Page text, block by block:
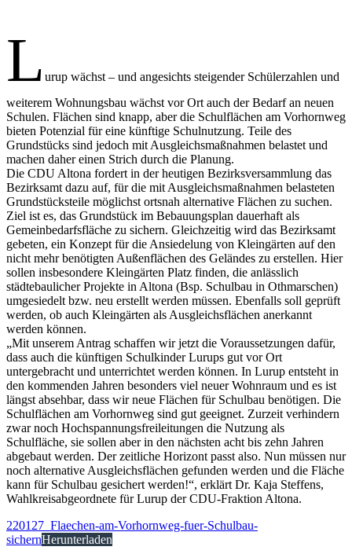
L urup wächst – und angesichts steigender Schülerzahlen und
weiterem Wohnungsbau wächst vor Ort auch der Bedarf an neuen
Schulen. Flächen sind knapp, aber die Schulflächen am Vorhornweg
bieten Potenzial für eine künftige Schulnutzung. Teile des
Grundstücks sind jedoch mit Ausgleichsmaßnahmen belastet und
machen daher einen Strich durch die Planung.
Die CDU Altona fordert in der heutigen Bezirksversammlung das
Bezirksamt dazu auf, für die mit Ausgleichsmaßnahmen belasteten
Grundstücksteile möglichst ortsnah alternative Flächen zu suchen.
Ziel ist es, das Grundstück im Bebauungsplan dauerhaft als
Gemeinbedarfsfläche zu sichern. Gleichzeitig wird das Bezirksamt
gebeten, ein Konzept für die Ansiedelung von Kleingärten auf den
nicht mehr benötigten Außenflächen des Geländes zu erstellen. Hier
sollen insbesondere Kleingärten Platz finden, die anlässlich
städtebaulicher Projekte in Altona (Bsp. Schulbau in Othmarschen)
umgesiedelt bzw. neu erstellt werden müssen. Ebenfalls soll geprüft
werden, ob auch Kleingärten als Ausgleichsflächen anerkannt
werden können.
„Mit unserem Antrag schaffen wir jetzt die Voraussetzungen dafür,
dass auch die künftigen Schulkinder Lurups gut vor Ort
untergebracht und unterrichtet werden können. In Lurup entsteht in
den kommenden Jahren besonders viel neuer Wohnraum und es ist
längst absehbar, dass wir neue Flächen für Schulbau benötigen. Die
Schulflächen am Vorhornweg sind gut geeignet. Zurzeit verhindern
zwar noch Hochspannungsfreileitungen die Nutzung als
Schulfläche, sie sollen aber in den nächsten acht bis zehn Jahren
abgebaut werden. Der zeitliche Horizont passt also. Nun müssen nur
noch alternative Ausgleichsflächen gefunden werden und die Fläche
kann für Schulbau gesichert werden!“, erklärt Dr. Kaja Steffens,
Wahlkreisabgeordnete für Lurup der CDU-Fraktion Altona.
220127_Flaechen-am-Vorhornweg-fuer-Schulbau-
sichernHerunterladen